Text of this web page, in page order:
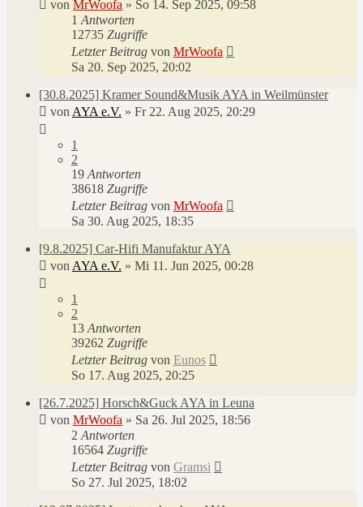
von MrWoofa » So 14. Sep 2025, 09:58
1 Antworten
12735 Zugriffe
Letzter Beitrag von MrWoofa
Sa 20. Sep 2025, 20:02
[30.8.2025] Kramer Sound&Musik AYA in Weilmünster
von AYA e.V. » Fr 22. Aug 2025, 20:29
1
2
19 Antworten
38618 Zugriffe
Letzter Beitrag von MrWoofa
Sa 30. Aug 2025, 18:35
[9.8.2025] Car-Hifi Manufaktur AYA
von AYA e.V. » Mi 11. Jun 2025, 00:28
1
2
13 Antworten
39262 Zugriffe
Letzter Beitrag von Eunos
So 17. Aug 2025, 20:25
[26.7.2025] Horsch&Guck AYA in Leuna
von MrWoofa » Sa 26. Jul 2025, 18:56
2 Antworten
16564 Zugriffe
Letzter Beitrag von Gramsi
So 27. Jul 2025, 18:02